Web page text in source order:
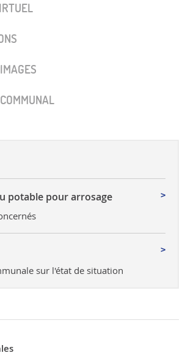
potable pour arrosage
sur l'état de situation